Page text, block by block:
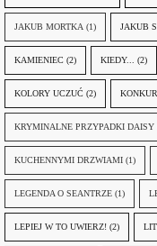
JAKUB MORTKA (1) JAKUB
KAMIENIEC (2) KIEDY... (2)
KOLORY UCZUĆ (2)
KRYMINALNE PRZYPADKI DAISY
KUCHENNYMI DRZWIAMI (1)
LEGENDA O SEANTRZE (1)
LEPIEJ W TO UWIERZ! (2)